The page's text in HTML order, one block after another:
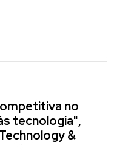
no
tecnología",
&